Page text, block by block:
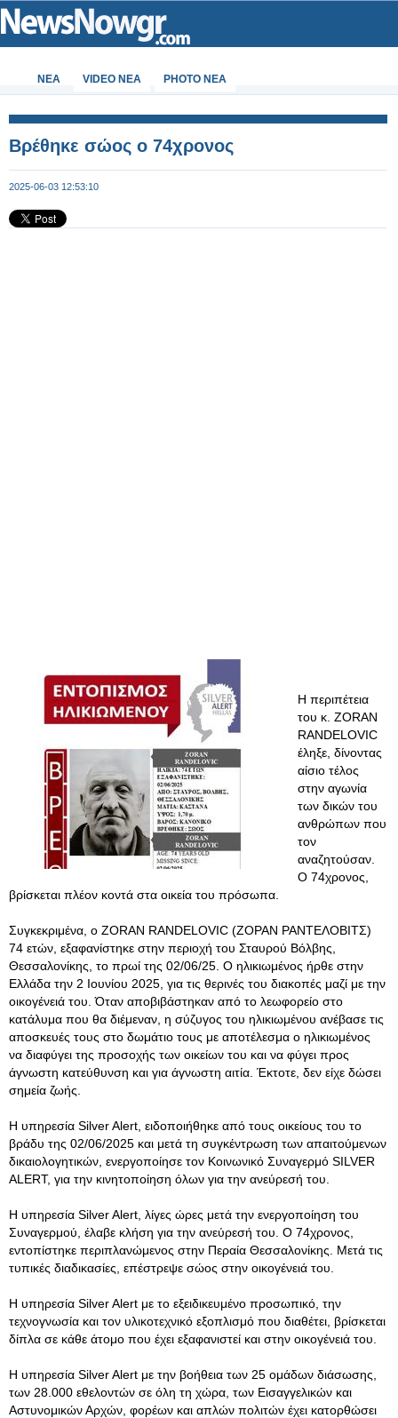
ΝΕΑ VIDEO NEA PHOTO NEA
Βρέθηκε σώος ο 74χρονος
2025-06-03 12:53:10
Η περιπέτεια
του κ. ZORAN
RANDELOVIC
έληξε, δίνοντας
αίσιο τέλος
στην αγωνία
των δικών του
ανθρώπων που
τον
αναζητούσαν.
Ο 74χρονος,
βρίσκεται πλέον κοντά στα οικεία του πρόσωπα.
Συγκεκριμένα, ο ZORAN RANDELOVIC (ΖΟΡΑΝ ΡΑΝΤΕΛΟΒΙΤΣ)
74 ετών, εξαφανίστηκε στην περιοχή του Σταυρού Βόλβης,
Θεσσαλονίκης, το πρωί της 02/06/25. Ο ηλικιωμένος ήρθε στην
Ελλάδα την 2 Ιουνίου 2025, για τις θερινές του διακοπές μαζί με την
οικογένειά του. Όταν αποβιβάστηκαν από το λεωφορείο στο
κατάλυμα που θα διέμεναν, η σύζυγος του ηλικιωμένου ανέβασε τις
αποσκευές τους στο δωμάτιο τους με αποτέλεσμα ο ηλικιωμένος
να διαφύγει της προσοχής των οικείων του και να φύγει προς
άγνωστη κατεύθυνση και για άγνωστη αιτία. Έκτοτε, δεν είχε δώσει
σημεία ζωής.
Η υπηρεσία Silver Alert, ειδοποιήθηκε από τους οικείους του το
βράδυ της 02/06/2025 και μετά τη συγκέντρωση των απαιτούμενων
δικαιολογητικών, ενεργοποίησε τον Κοινωνικό Συναγερμό SILVER
ALERT, για την κινητοποίηση όλων για την ανεύρεσή του.
Η υπηρεσία Silver Alert, λίγες ώρες μετά την ενεργοποίηση του
Συναγερμού, έλαβε κλήση για την ανεύρεσή του. Ο 74χρονος,
εντοπίστηκε περιπλανώμενος στην Περαία Θεσσαλονίκης. Μετά τις
τυπικές διαδικασίες, επέστρεψε σώος στην οικογένειά του.
Η υπηρεσία Silver Alert με το εξειδικευμένο προσωπικό, την
τεχνογνωσία και τον υλικοτεχνικό εξοπλισμό που διαθέτει, βρίσκεται
δίπλα σε κάθε άτομο που έχει εξαφανιστεί και στην οικογένειά του.
Η υπηρεσία Silver Alert με την βοήθεια των 25 ομάδων διάσωσης,
των 28.000 εθελοντών σε όλη τη χώρα, των Εισαγγελικών και
Αστυνομικών Αρχών, φορέων και απλών πολιτών έχει κατορθώσει